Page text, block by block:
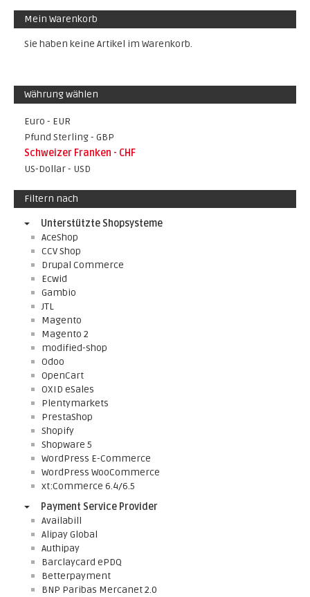
Mein Warenkorb
Sie haben keine Artikel im Warenkorb.
Währung wählen
Euro - EUR
Pfund Sterling - GBP
Schweizer Franken - CHF
US-Dollar - USD
Filtern nach
Unterstützte Shopsysteme
AceShop
CCV Shop
Drupal Commerce
Ecwid
Gambio
JTL
Magento
Magento 2
modified-shop
Odoo
OpenCart
OXID eSales
Plentymarkets
PrestaShop
Shopify
Shopware 5
WordPress E-Commerce
WordPress WooCommerce
xt:Commerce 6.4/6.5
Payment Service Provider
Availabill
Alipay Global
Authipay
Barclaycard ePDQ
Betterpayment
BNP Paribas Mercanet 2.0